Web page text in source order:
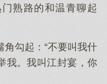
熟路的和温青聊起
勾起：“不要叫我什
我。我叫江封宴，你